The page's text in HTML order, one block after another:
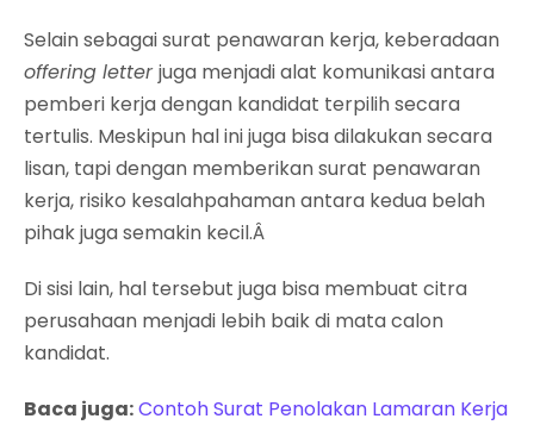
Selain sebagai surat penawaran kerja, keberadaan
offering letterjuga menjadi alat komunikasi antara
pemberi kerja dengan kandidat terpilih secara
tertulis. Meskipun hal ini juga bisa dilakukan secara
lisan, tapi dengan memberikan surat penawaran
kerja, risiko kesalahpahaman antara kedua belah
pihak juga semakin kecil.Â
Di sisi lain, hal tersebut juga bisa membuat citra
perusahaan menjadi lebih baik di mata calon
kandidat.
Baca juga:Contoh Surat Penolakan Lamaran Kerja